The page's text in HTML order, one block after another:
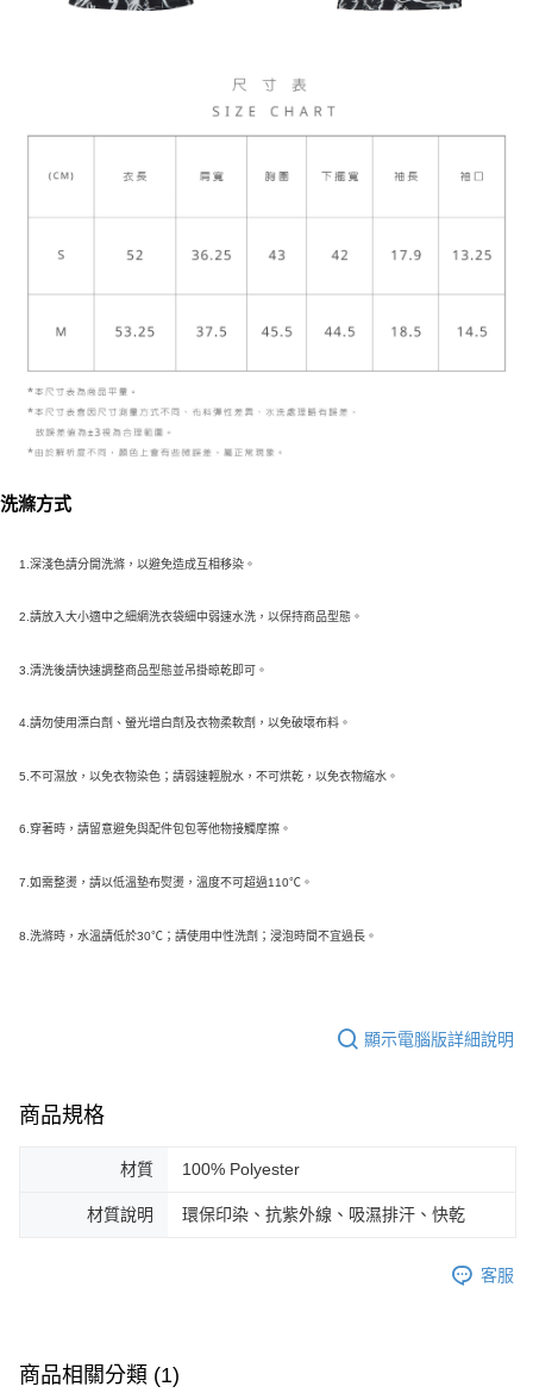
洗滌方式
1.深淺色請分開洗滌，以避免造成互相移染。
2.請放入大小適中之細網洗衣袋細中弱速水洗，以保持商品型態。
3.清洗後請快速調整商品型態並吊掛晾乾即可。
4.請勿使用漂白劑、螢光增白劑及衣物柔軟劑，以免破壞布料。
5.不可濕放，以免衣物染色；請弱速輕脫水，不可烘乾，以免衣物縮水。
6.穿著時，請留意避免與配件包包等他物接觸摩擦。
7.如需整燙，請以低溫墊布熨燙，溫度不可超過110℃。
8. 洗滌時，水溫請低於30℃；請使用中性洗劑；浸泡時間不宜過長。
顯示電腦版詳細說明
商品規格
材質 100% Polyester
材質說明 環保印染、抗紫外線、吸濕排汗、快乾
客服
商品相關分類 (1)